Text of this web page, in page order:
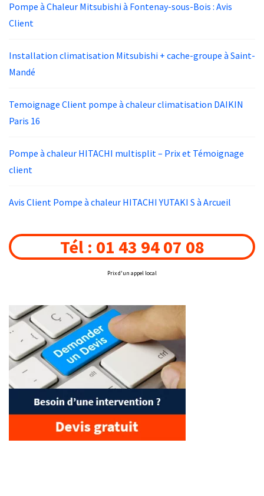
Pompe à Chaleur Mitsubishi à Fontenay-sous-Bois : Avis
Client
Installation climatisation Mitsubishi + cache-groupe à Saint-
Mandé
Temoignage Client pompe à chaleur climatisation DAIKIN
Paris 16
Pompe à chaleur HITACHI multisplit – Prix et Témoignage
client
Avis Client Pompe à chaleur HITACHI YUTAKI S à Arcueil
Tél : 01 43 94 07 08
Prix d'un appel local